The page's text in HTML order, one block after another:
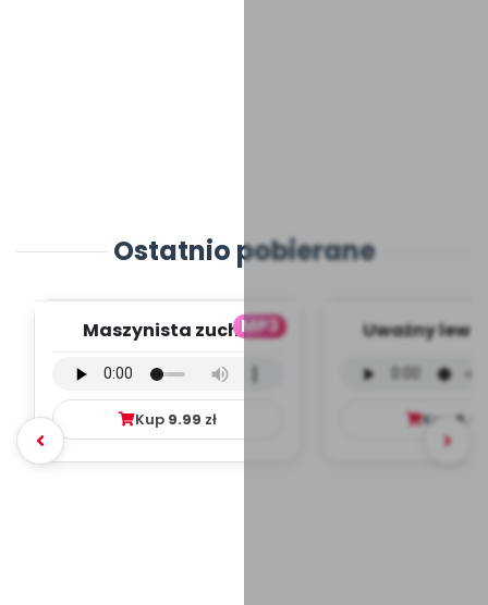
Ostatnio pobierane
MP3
Maszynista zuch -
mp3)
Kup 9.99 zł
Uważny lew
Kup 9.99